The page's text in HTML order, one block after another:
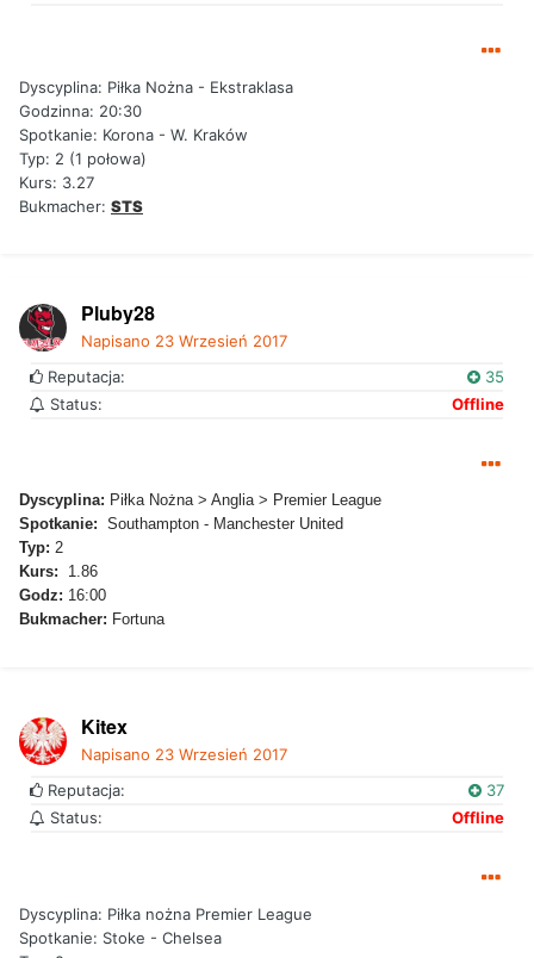
Dyscyplina: Piłka Nożna - Ekstraklasa
Godzinna: 20:30
Spotkanie: Korona - W. Kraków
Typ: 2 (1 połowa)
Kurs: 3.27
Bukmacher: STS
Pluby28
Napisano 23 Wrzesień 2017
Reputacja:
35
Status:
Offline
Dyscyplina: Piłka Nożna > Anglia > Premier League
Spotkanie: Southampton - Manchester United
Typ: 2
Kurs: 1.86
Godz: 16:00
Bukmacher: Fortuna
Kitex
Napisano 23 Wrzesień 2017
Reputacja:
37
Status:
Offline
Dyscyplina: Piłka nożna Premier League
Spotkanie: Stoke - Chelsea